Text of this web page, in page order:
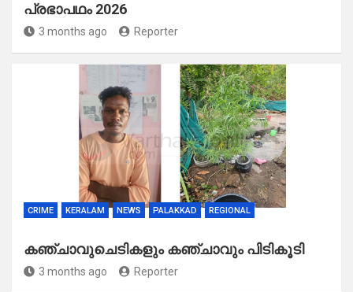
പ്രഭാപഥം 2026
3 months ago Reporter
CRIME KERALAM NEWS PALAKKAD REGIONAL
കഞ്ചാവുചെടികളും കഞ്ചാവും പിടികൂടി
3 months ago Reporter